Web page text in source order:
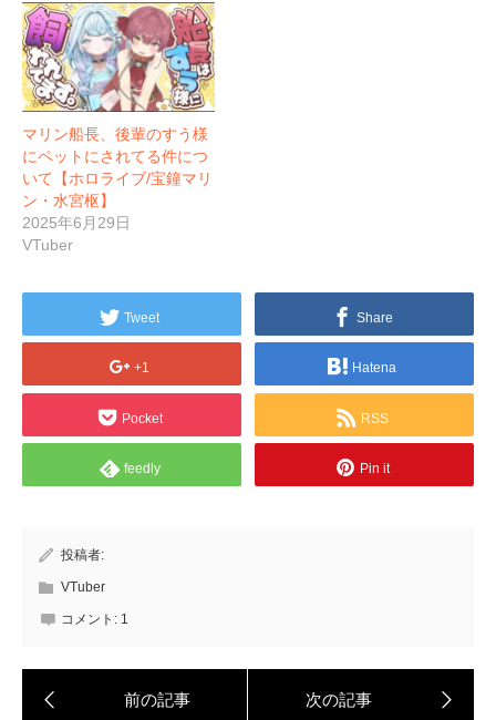
マリン船長、後輩のすう様
にペットにされてる件につ
いて【ホロライブ/宝鐘マリ
ン・水宮枢】
2025年6月29日
VTuber
Tweet Share
+1 Hatena
Pocket RSS
feedly Pin it
投稿者:
VTuber
コメント: 1